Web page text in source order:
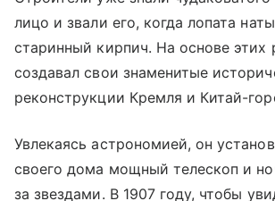
лицо и звали его, когда лопата
старинный кирпич. На основе этих
создавал свои знаменитые
реконструкции Кремля и Китай-
Увлекаясь астрономией, он
своего дома мощный телескоп и
за звездами. В 1907 году, чтобы